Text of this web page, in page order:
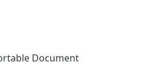
Document